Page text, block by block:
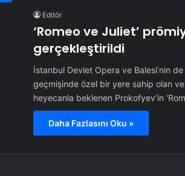
Editör
‘Romeo ve Juliet’
gerçekleştirildi
İstanbul Devlet Opera ve Balesi’nin
geçmişinde özel bir yere sahip olan ve
heyecanla beklenen Prokofyev’in
Daha Fazlasını Oku »